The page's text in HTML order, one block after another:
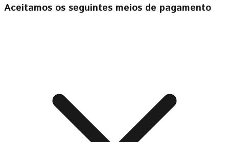
Aceitamos os seguintes meios de pagamento